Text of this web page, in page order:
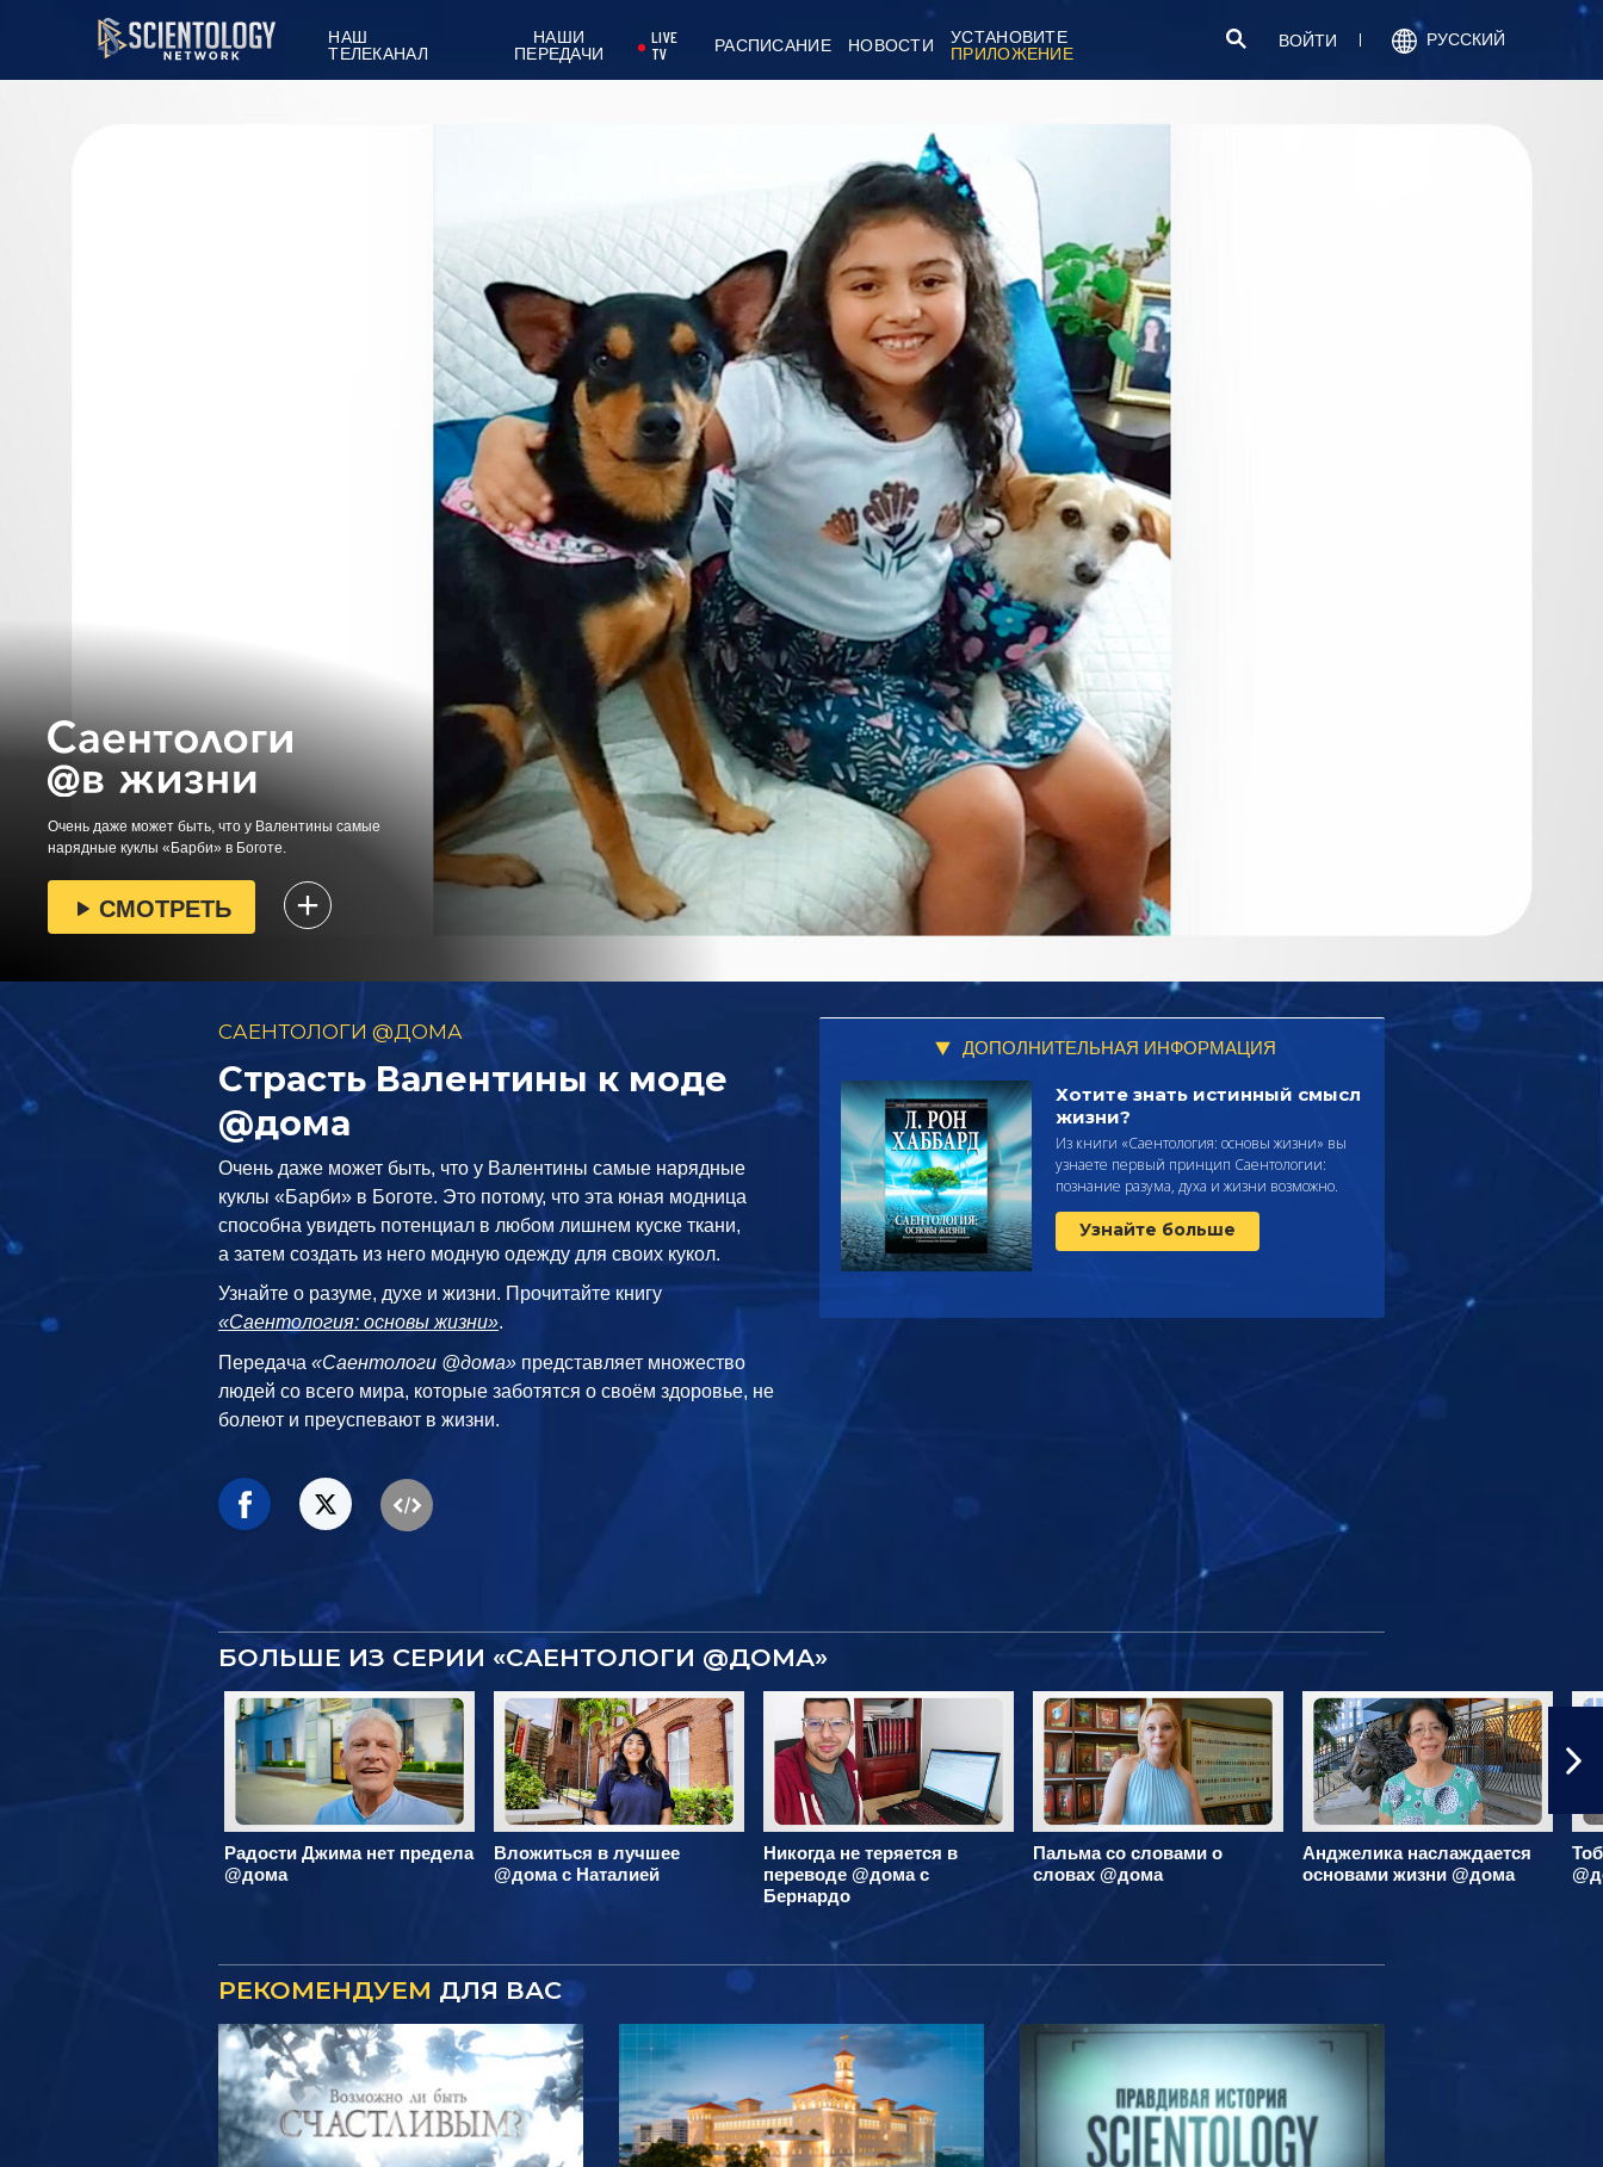
НАШ
ТЕЛЕКАНАЛ
НАШИ
ПЕРЕДАЧИ
LIVE
TV
РАСПИСАНИЕ НОВОСТИ
УСТАНОВИТЕ
ПРИЛОЖЕНИЕ
ВОЙТИ РУССКИЙ
Очень даже может быть, что у Валентины самые
нарядные куклы «Барби» в Боготе.
СМОТРЕТЬ
САЕНТОЛОГИ @ДОМА
Страсть Валентины к моде
@дома
Очень даже может быть, что у Валентины самые нарядные
куклы «Барби» в Боготе. Это потому, что эта юная модница
способна увидеть потенциал в любом лишнем куске ткани,
а затем создать из него модную одежду для своих кукол.
Узнайте о разуме, духе и жизни. Прочитайте книгу
«Саентология: основы жизни».
Передача«Саентологи @дома» представляет множество
людей со всего мира, которые заботятся о своём здоровье, не
болеют и преуспевают в жизни.
ДОПОЛНИТЕЛЬНАЯ ИНФОРМАЦИЯ
Хотите знать истинный смысл
жизни?
Из книги «Саентология: основы жизни» вы
узнаете первый принцип Саентологии:
познание разума, духа и жизни возможно.
Узнайте больше
БОЛЬШЕ ИЗ СЕРИИ «САЕНТОЛОГИ @ДОМА»
Радости Джима нет предела
@дома
Вложиться в лучшее
@дома с Наталией
Никогда не теряется в
переводе @дома с
Бернардо
Пальма со словами о
словах @дома
Анджелика наслаждается
основами жизни @дома
РЕКОМЕНДУЕМ ДЛЯ ВАС